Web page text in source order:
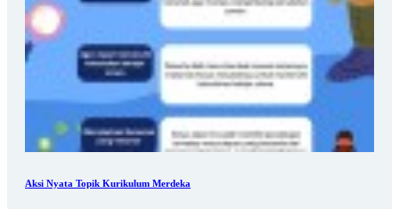
Aksi Nyata Topik Kurikulum Merdeka